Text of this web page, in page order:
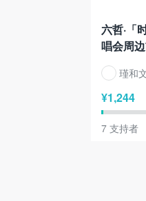
六哲·「
唱会周
瑾和
¥1,244
7 支持者